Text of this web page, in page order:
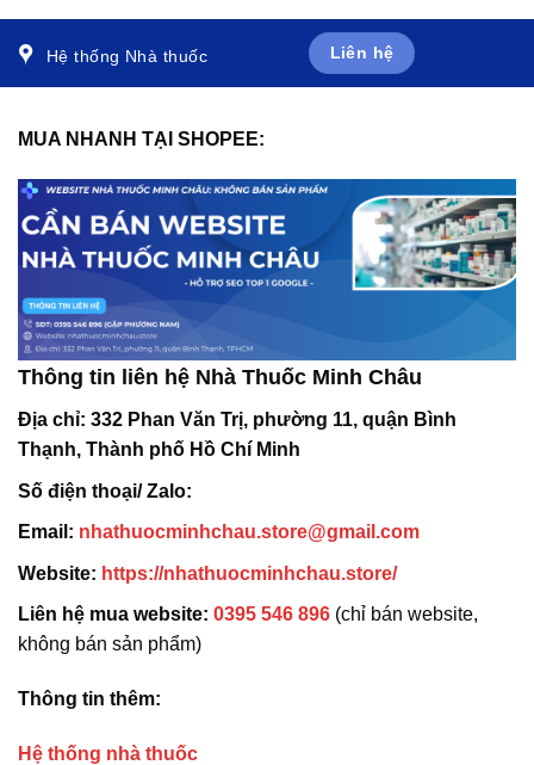
Hệ thống Nhà thuốc Liên hệ
MUA NHANH TẠI SHOPEE:
Thông tin liên hệ Nhà Thuốc Minh Châu
Địa chỉ: 332 Phan Văn Trị, phường 11, quận Bình
Thạnh, Thành phố Hồ Chí Minh
Số điện thoại/ Zalo:
Email: nhathuocminhchau.store@gmail.com
Website: https://nhathuocminhchau.store/
Liên hệ mua website: 0395 546 896 (chỉ bán website,
không bán sản phẩm)
Thông tin thêm:
Hệ thống nhà thuốc